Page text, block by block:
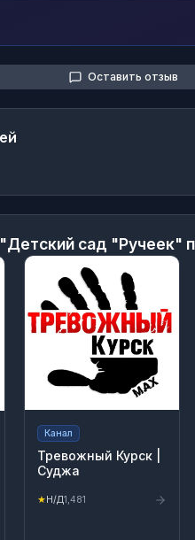
Оставить отзыв
сад "Ручеек"
Канал
Тревожный Курск |
Суджа
★Н/Д1,481